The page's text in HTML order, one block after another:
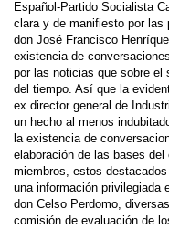
Español-Partido Socialista
clara y de manifiesto por las
don José Francisco
existencia de
por las noticias que sobre el
del tiempo. Así que la
ex director general de
un hecho al menos
la existencia de
elaboración de las bases
miembros, estos
una información privilegiada
don Celso Perdomo,
comisión de evaluación de